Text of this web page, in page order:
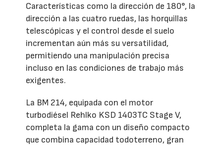
Características como la dirección de 180°, la
dirección a las cuatro ruedas, las horquillas
telescópicas y el control desde el suelo
incrementan aún más su versatilidad,
permitiendo una manipulación precisa
incluso en las condiciones de trabajo más
exigentes.
La BM 214, equipada con el motor
turbodiésel Rehlko KSD 1403TC Stage V,
completa la gama con un diseño compacto
que combina capacidad todoterreno, gran